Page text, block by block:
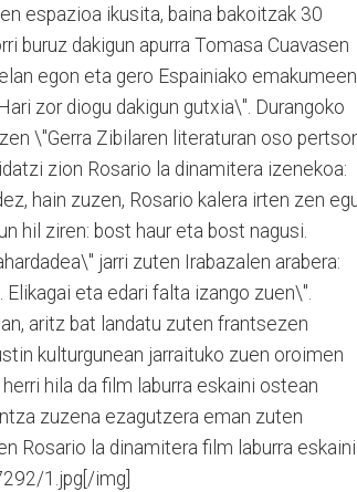
espazioa ikusita, baina bakoitzak 30
buruz dakigun apurra Tomasa Cuavasen
egon eta gero Espainiako emakumeen
zor diogu dakigun gutxia\". Durangoko
\"Gerra Zibilaren literaturan oso
zion Rosario la dinamitera izenekoa:
hain zuzen, Rosario kalera irten zen
hil ziren: bost haur eta bost nagusi.
jarri zuten Irabazalen arabera:
eta edari falta izango zuen\".
aritz bat landatu zuten frantsezen
kulturgunean jarraituko zuen oroimen
hila da film laburra eskaini ostean
zuzena ezagutzera eman zuten
Rosario la dinamitera film laburra eskaini
1.jpg[/img]